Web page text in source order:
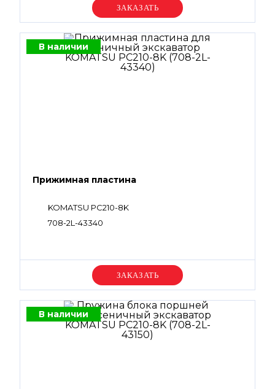
Уточняйте цену
В наличии
Прижимная пластина
KOMATSU PC210-8K
708-2L-43340
Уточняйте цену
В наличии